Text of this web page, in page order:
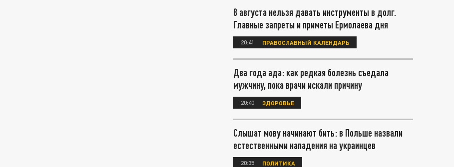
8 августа нельзя давать инструменты в долг.
Главные запреты и приметы Ермолаева дня
20:41 ПРАВОСЛАВНЫЙ КАЛЕНДАРЬ
Два года ада: как редкая болезнь съедала
мужчину, пока врачи искали причину
20:40 ЗДОРОВЬЕ
Слышат мову начинают бить: в Польше назвали
естественными нападения на украинцев
20:35 ПОЛИТИКА